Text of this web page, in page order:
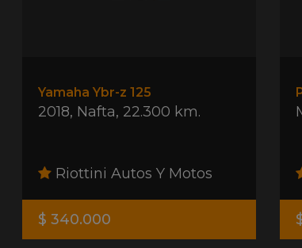
Yamaha Ybr-z 125
2018, Nafta, 22.300 km.
Riottini Autos Y Motos
$ 340.000